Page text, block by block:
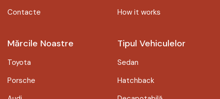
Contacte
How it works
Mărcile Noastre
Toyota
Porsche
Tipul Vehiculelor
Sedan
Hatchback